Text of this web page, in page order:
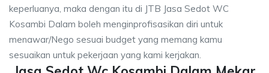
keperluanya, maka dengan itu di JTB Jasa Sedot WC
Kosambi Dalam boleh menginprofisasikan diri untuk
menawar/Nego sesuai budget yang memang kamu
sesuaikan untuk pekerjaan yang kami kerjakan.